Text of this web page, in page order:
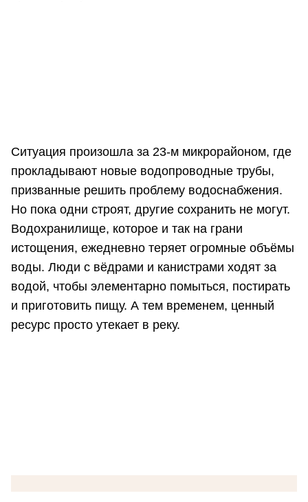
Ситуация произошла за 23-м микрорайоном, где
прокладывают новые водопроводные трубы,
призванные решить проблему водоснабжения.
Но пока одни строят, другие сохранить не могут.
Водохранилище, которое и так на грани
истощения, ежедневно теряет огромные объёмы
воды. Люди с вёдрами и канистрами ходят за
водой, чтобы элементарно помыться, постирать
и приготовить пищу. А тем временем, ценный
ресурс просто утекает в реку.